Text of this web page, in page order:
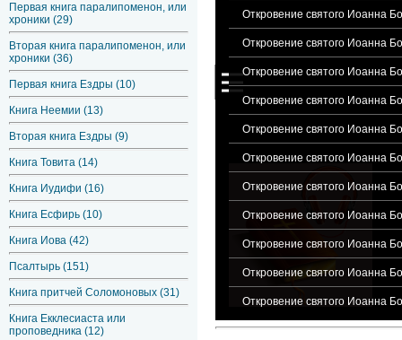
Первая книга паралипоменон, или
хроники (29)
Вторая книга паралипоменон, или
хроники (36)
Первая книга Ездры (10)
Книга Неемии (13)
Вторая книга Ездры (9)
Книга Товита (14)
Книга Иудифи (16)
Книга Есфирь (10)
Книга Иова (42)
Псалтырь (151)
Книга притчей Соломоновых (31)
Книга Екклесиаста или
проповедника (12)
Откровение святого Иоанна
Откровение святого Иоанна
Откровение святого Иоанна
Откровение святого Иоанна
Откровение святого Иоанна
Откровение святого Иоанна
Откровение святого Иоанна
Откровение святого Иоанна
Откровение святого Иоанна
Откровение святого Иоанна
Откровение святого Иоанна